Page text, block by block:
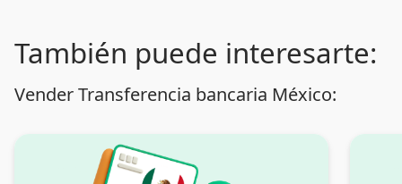
También puede interesarte:
Vender Transferencia bancaria México: